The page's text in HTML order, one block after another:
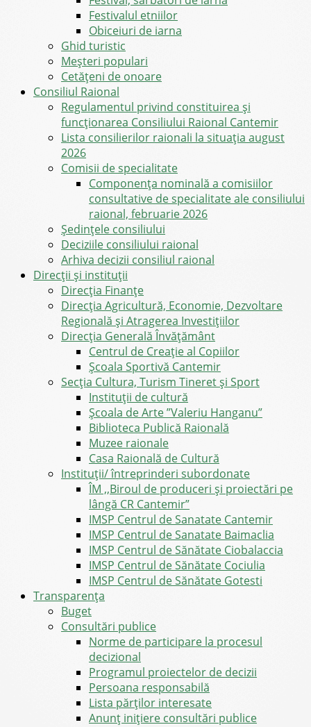
Festivalul etniilor
Obiceiuri de iarna
Ghid turistic
Meşteri populari
Cetățeni de onoare
Consiliul Raional
Regulamentul privind constituirea şi
funcţionarea Consiliului Raional Cantemir
Lista consilierilor raionali la situația august
2026
Comisii de specialitate
Componența nominală a comisiilor
consultative de specialitate ale consiliului
raional, februarie 2026
Şedinţele consiliului
Deciziile consiliului raional
Arhiva decizii consiliul raional
Direcții și instituții
Direcţia Finanţe
Direcția Agricultură, Economie, Dezvoltare
Regională și Atragerea Investițiilor
Direcția Generală Învățământ
Centrul de Creație al Copiilor
Școala Sportivă Cantemir
Secția Cultura, Turism Tineret și Sport
Instituții de cultură
Școala de Arte ”Valeriu Hanganu”
Biblioteca Publică Raională
Muzee raionale
Casa Raională de Cultură
Instituții/ întreprinderi subordonate
ÎM ,,Biroul de produceri și proiectări pe
lângă CR Cantemir”
IMSP Centrul de Sanatate Cantemir
IMSP Centrul de Sanatate Baimaclia
IMSP Centrul de Sănătate Ciobalaccia
IMSP Centrul de Sănătate Cociulia
IMSP Centrul de Sănătate Gotesti
Transparența
Buget
Consultări publice
Norme de participare la procesul
decizional
Programul proiectelor de decizii
Persoana responsabilă
Lista părților interesate
Anunț inițiere consultări publice